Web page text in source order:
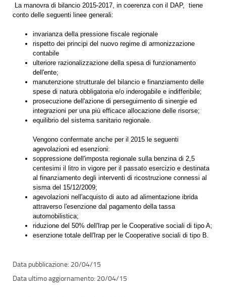
La manovra di bilancio 2015-2017, in coerenza con il DAP, tiene
conto delle seguenti linee generali:
invarianza della pressione fiscale regionale
rispetto dei principi del nuovo regime di armonizzazione
contabile
ulteriore razionalizzazione della spesa di funzionamento
dell'ente;
manutenzione strutturale del bilancio e finanziamento delle
spese di natura obbligatoria e/o inderogabile e indifferibile;
prosecuzione dell'azione di perseguimento di sinergie ed
integrazioni per una più efficace allocazione delle risorse;
equilibrio del sistema sanitario regionale.
Vengono confermate anche per il 2015 le seguenti
agevolazioni ed esenzioni:
soppressione dell'imposta regionale sulla benzina di 2,5
centesimi il litro in vigore per il passato esercizio e destinata
al finanziamento degli interventi di ricostruzione connessi al
sisma del 15/12/2009;
agevolazioni nell'acquisto di auto ad alimentazione ibrida
attraverso l'esenzione dal pagamento della tassa
automobilistica;
riduzione del 50% dell'Irap per le Cooperative sociali di tipo A;
esenzione totale dell'Irap per le Cooperative sociali di tipo B.
20/04/15
20/04/15